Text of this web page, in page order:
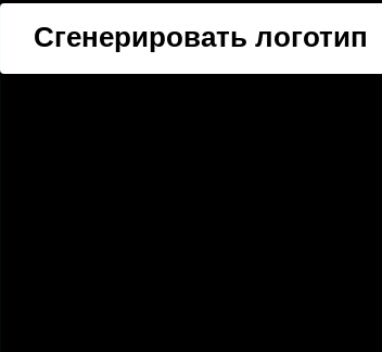
Сгенерировать логотип